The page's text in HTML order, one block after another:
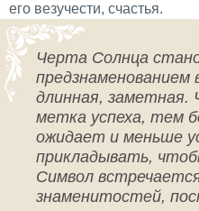
его везучести, счастья.
Черта Солнца
предзнаменованием
длинная, заметная.
метка успеха, тем
ожидает и меньше
прикладывать,
Символ
знаменитостей,